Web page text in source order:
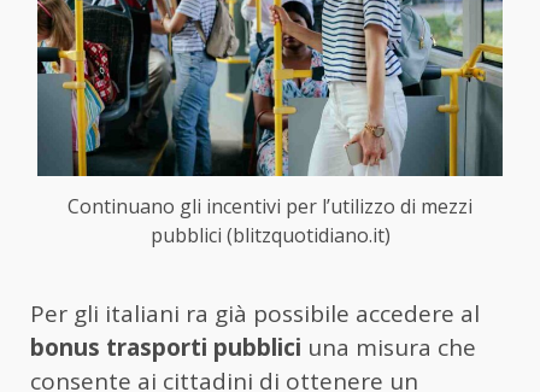
Continuano gli incentivi per l’utilizzo di mezzi
pubblici (blitzquotidiano.it)
Per gli italiani ra già possibile accedere al
bonus trasporti pubblici una misura che
consente ai cittadini di ottenere un